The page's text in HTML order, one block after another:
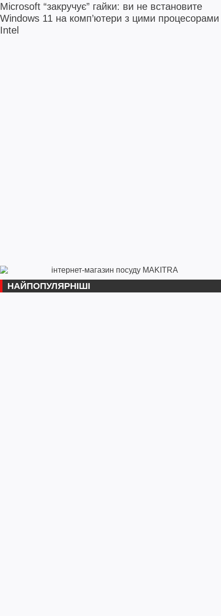
Microsoft “закручує” гайки: ви не встановите
Windows 11 на комп’ютери з цими процесорами
Intel
НАЙПОПУЛЯРНІШІ